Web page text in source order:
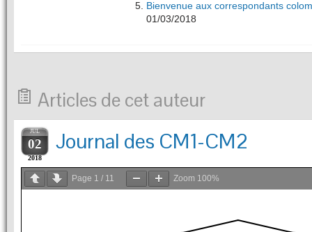
Bienvenue aux correspondants
01/03/2018
Articles de cet auteur
JUL
02
2018
Journal des CM1-CM2
Page 1 / 11 Zoom 100%